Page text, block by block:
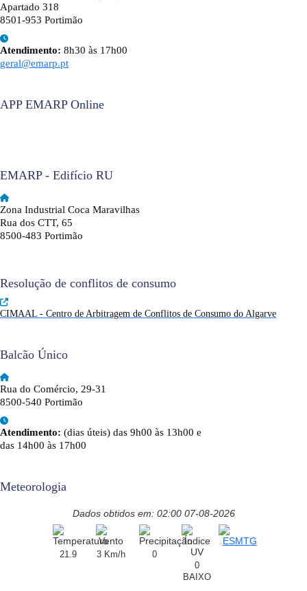
Apartado 318
8501-953 Portimão
Atendimento: 8h30 às 17h00
geral@emarp.pt
APP EMARP Online
EMARP - Edifício RU
Zona Industrial Coca Maravilhas
Rua dos CTT, 65
8500-483 Portimão
Resolução de conflitos de consumo
CIMAAL - Centro de Arbitragem de Conflitos de Consumo do Algarve
Balcão Único
Rua do Comércio, 29-31
8500-540 Portimão
Atendimento: (dias úteis) das 9h00 às 13h00 e
das 14h00 às 17h00
Meteorologia
Dados obtidos em: 02:00 07-08-2026
21.9 3 Km/h
0
0
BAIXO